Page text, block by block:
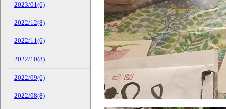
2023/01(6)
2022/12(8)
2022/11(6)
2022/10(8)
2022/09(6)
2022/08(8)